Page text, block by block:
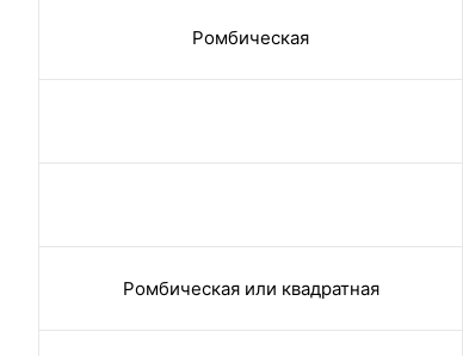
Ромбическая
Ромбическая или квадратная